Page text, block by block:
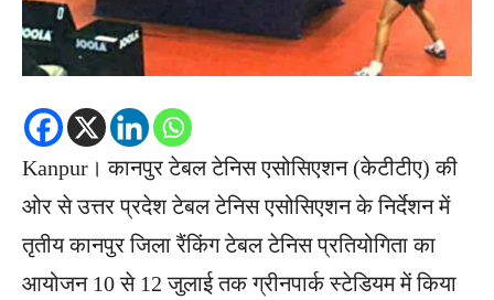
Kanpur। कानपुर टेबल टेनिस एसोसिएशन (केटीटीए) की
ओर से उत्तर प्रदेश टेबल टेनिस एसोसिएशन के निर्देशन में
तृतीय कानपुर जिला रैंकिंग टेबल टेनिस प्रतियोगिता का
आयोजन 10 से 12 जुलाई तक ग्रीनपार्क स्टेडियम में किया